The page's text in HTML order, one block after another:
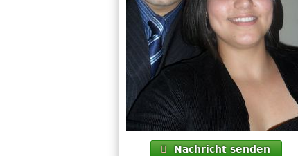
Nachricht senden